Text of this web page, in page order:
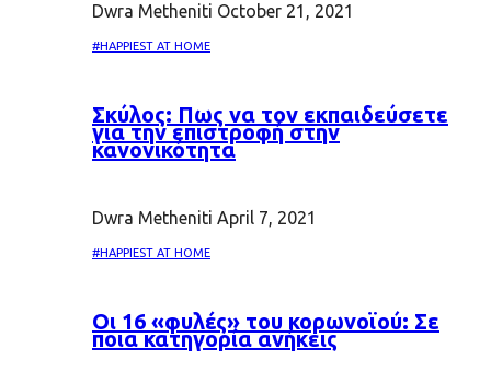
Dwra Metheniti October 21, 2021
#HAPPIEST AT HOME
Σκύλος: Πως να τον εκπαιδεύσετε
για την επιστροφή στην
κανονικότητα
Dwra Metheniti April 7, 2021
#HAPPIEST AT HOME
Oι 16 «φυλές» του κορωνοϊού: Σε
ποια κατηγορία ανήκεις